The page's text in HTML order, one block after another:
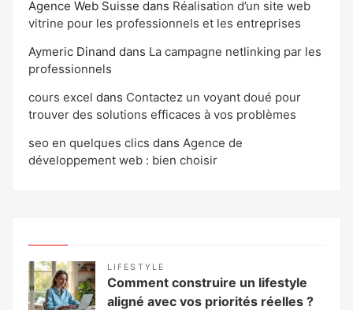
Agence Web Suisse dans Réalisation d’un site web
vitrine pour les professionnels et les entreprises
Aymeric Dinand dans La campagne netlinking par les
professionnels
cours excel dans Contactez un voyant doué pour
trouver des solutions efficaces à vos problèmes
seo en quelques clics dans Agence de
développement web : bien choisir
LIFESTYLE
Comment construire un lifestyle
aligné avec vos priorités réelles ?